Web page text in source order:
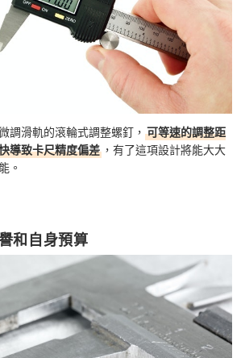
調滑軌的滾輪式調整螺釘， 可等速的調整距
導致卡尺精度偏差 ，有了這項設計將能大大
。
和自身預算